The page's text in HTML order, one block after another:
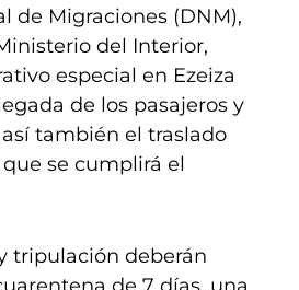
de Migraciones (DNM),
del Interior,
especial en Ezeiza
de los pasajeros y
también el traslado
se cumplirá el
tripulación deberán